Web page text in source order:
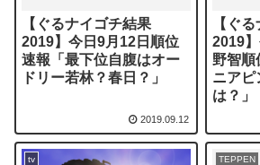
【ぐるナイゴチ結果
2019】今日9月12日順位
速報「最下位自腹はオー
ドリー若林？春日？」
2019.09.12
【ぐ
2019
野智順
ニアピ
は？」
tv TEPPEN